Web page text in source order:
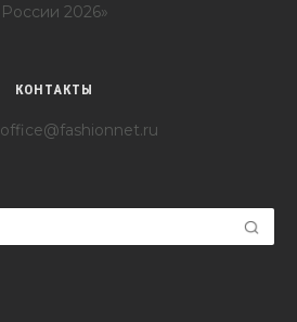
России 2026»
КОНТАКТЫ
office@fashionnet.ru